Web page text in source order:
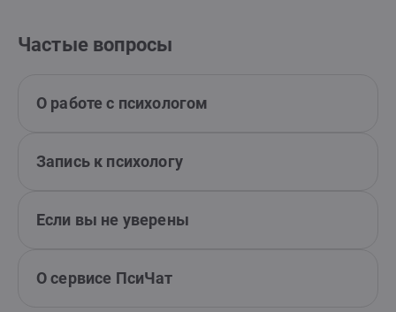
Частые вопросы
О работе с психологом
Запись к психологу
Если вы не уверены
О сервисе ПсиЧат